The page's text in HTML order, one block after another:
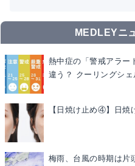
MEDLEYニ
熱中症の「警戒アラー
違う？ クーリングシェ
【日焼け止め④】日焼
梅雨、台風の時期は片